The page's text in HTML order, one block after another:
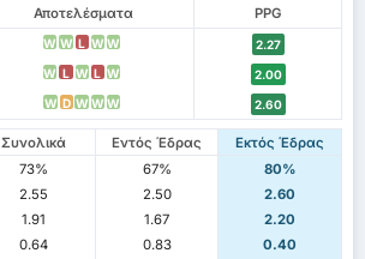
Αποτελέσματα
PPG
W W L W W 2.27
W L W L W 2.00
W D W W W 2.60
Συνολικά Εντός Έδρας
Εκτός Έδρας
73% 67%
80%
2.55 2.50
2.60
1.91 1.67
2.20
0.64 0.83
0.40